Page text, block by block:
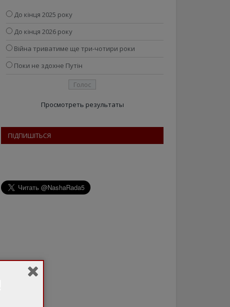
До кінця 2025 року
До кінця 2026 року
Війна триватиме ще три-чотири роки
Поки не здохне Путін
Просмотреть результаты
ПІДПИШІТЬСЯ